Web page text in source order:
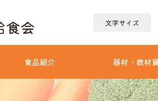
食会 文字サイズ
食品紹介 器材・教材